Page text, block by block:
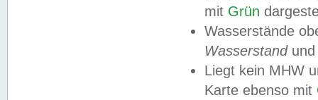
mit Grün
Wasserstände
Wasserstandund
Liegt kein MHW
Karte ebenso mit